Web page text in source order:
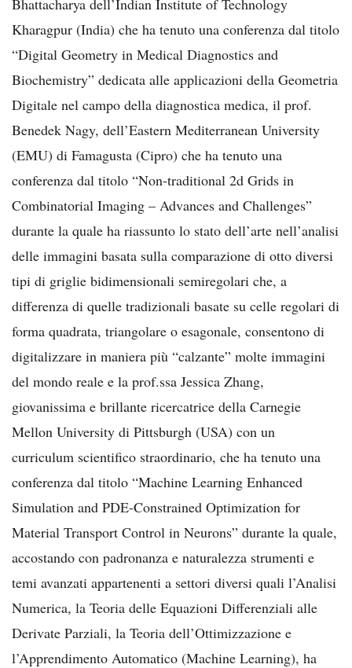
Bhattacharya dell’Indian Institute of Technology
Kharagpur (India) che ha tenuto una conferenza dal titolo
“Digital Geometry in Medical Diagnostics and
Biochemistry” dedicata alle applicazioni della Geometria
Digitale nel campo della diagnostica medica, il prof.
Benedek Nagy, dell’Eastern Mediterranean University
(EMU) di Famagusta (Cipro) che ha tenuto una
conferenza dal titolo “Non-traditional 2d Grids in
Combinatorial Imaging – Advances and Challenges”
durante la quale ha riassunto lo stato dell’arte nell’analisi
delle immagini basata sulla comparazione di otto diversi
tipi di griglie bidimensionali semiregolari che, a
differenza di quelle tradizionali basate su celle regolari di
forma quadrata, triangolare o esagonale, consentono di
digitalizzare in maniera più “calzante” molte immagini
del mondo reale e la prof.ssa Jessica Zhang,
giovanissima e brillante ricercatrice della Carnegie
Mellon University di Pittsburgh (USA) con un
curriculum scientifico straordinario, che ha tenuto una
conferenza dal titolo “Machine Learning Enhanced
Simulation and PDE-Constrained Optimization for
Material Transport Control in Neurons” durante la quale,
accostando con padronanza e naturalezza strumenti e
temi avanzati appartenenti a settori diversi quali l’Analisi
Numerica, la Teoria delle Equazioni Differenziali alle
Derivate Parziali, la Teoria dell’Ottimizzazione e
l’Apprendimento Automatico (Machine Learning), ha